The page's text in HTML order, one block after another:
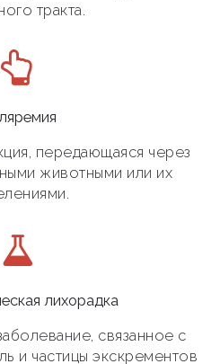
тракта.
передающаяся через
животными или их
лихорадка
связанное с
и частицы экскрементов